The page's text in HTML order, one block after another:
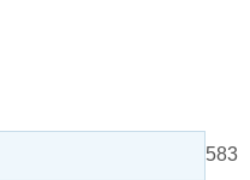
583